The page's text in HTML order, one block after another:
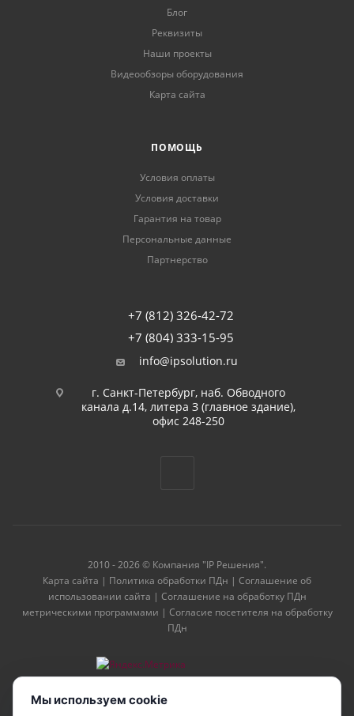
Блог
Реквизиты
Наши проекты
Видеообзоры оборудования
Карта сайта
ПОМОЩЬ
Условия оплаты
Условия доставки
Гарантия на товар
Персональные данные
Партнерство
+7 (812) 326-42-72
+7 (804) 333-15-95
info@ipsolution.ru
г. Санкт-Петербург, наб. Обводного
канала д.14, литера З (главное здание),
офис 248-250
2010 - 2026 © Компания "IP Решения".
Карта сайта | Политика обработки ПДн | Соглашение об
использовании сайта | Соглашение на обработку ПДн
метрическими программами | Согласие посетителя на обработку
ПДн
Мы используем cookie